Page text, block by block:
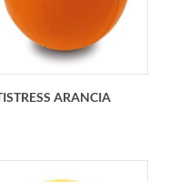
Antistress TIR
personalizzato
150x42x30 mm
ARANCIA